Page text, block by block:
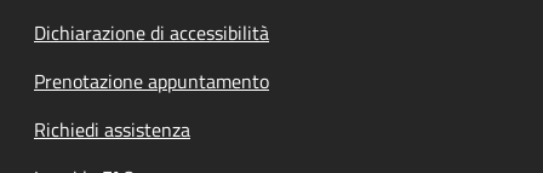
Dichiarazione di accessibilità
Prenotazione appuntamento
Richiedi assistenza